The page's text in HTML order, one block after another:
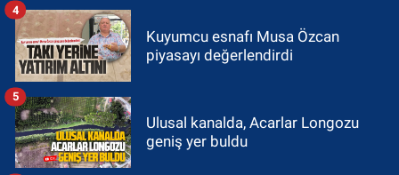
Kuyumcu esnafı Musa Özcan
piyasayı değerlendirdi
4
Ulusal kanalda, Acarlar Longozu
geniş yer buldu
5